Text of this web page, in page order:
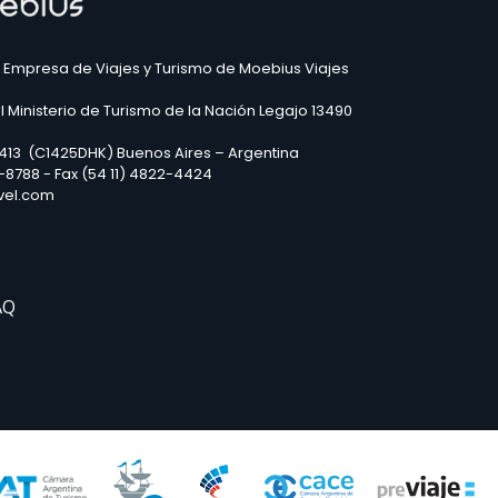
de Viajes y Turismo de Moebius Viajes
de Turismo de la Nación Legajo 13490
(C1425DHK) Buenos Aires – Argentina
8788 - Fax (54 11) 4822-4424